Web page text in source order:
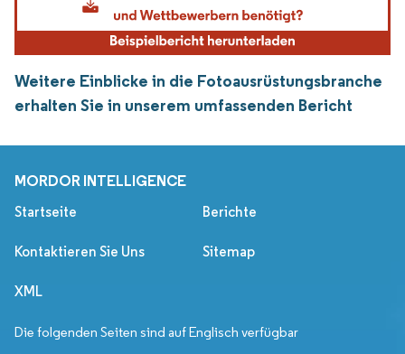
Weitere Einblicke in die Fotoausrüstungsbranche
erhalten Sie in unserem umfassenden Bericht
MORDOR INTELLIGENCE
Startseite Berichte
Kontaktieren Sie Uns Sitemap
XML
Die folgenden Seiten sind auf Englisch verfügbar